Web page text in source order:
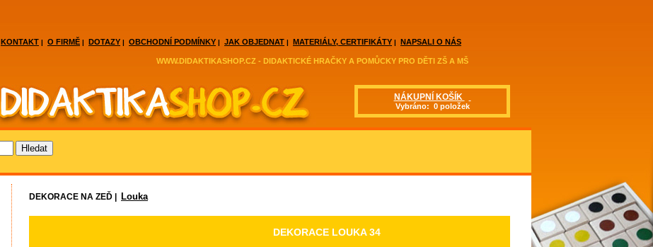
WWW.DIDAKTIKASHOP.CZ - DIDAKTICKÉ HRAČKY A POMŮCKY PRO DĚTI ZŠ A MŠ
KONTAKT | O FIRMĚ | DOTAZY | OBCHODNÍ PODMÍNKY | JAK OBJEDNAT | MATERIÁLY, CERTIFIKÁTY | NAPSALI O NÁS
NÁKUPNÍ KOŠÍK
Vybráno: 0 položek
DEKORACE NA ZEĎ | Louka
DEKORACE LOUKA 34